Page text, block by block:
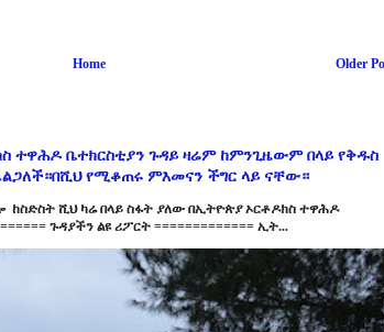
Older
Home
ተዋሕዶ ቤተክርስቲያን ጉዳይ ዛሬም ከምንጊዜውም በላይ የቅዱስ
የሚቆጠሩ ምእመናን ችግር ላይ ናቸው።
ሺህ ካሬ በላይ ስፋት ያለው በኢትዮጵያ ኦርቶዶክስ ተዋሕዶ
ጉዳያችን ልዩ ሪፖርት ============= ኢት...